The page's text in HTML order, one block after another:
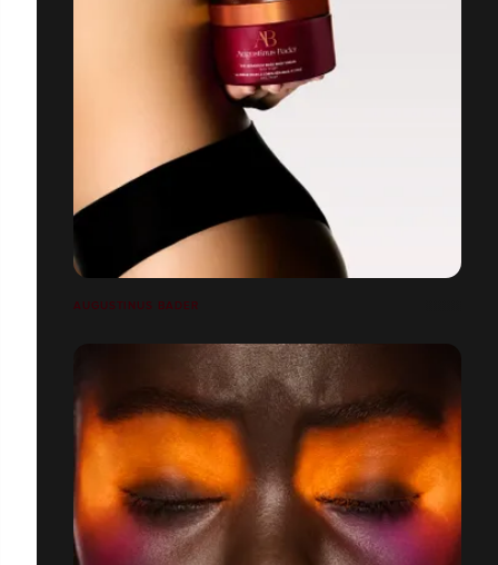
AUGUSTINUS BADER